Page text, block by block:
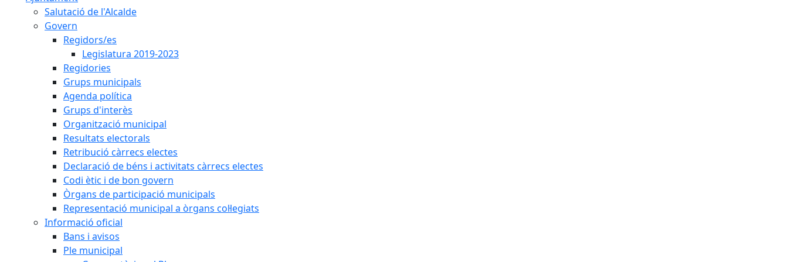
Salutació de l'Alcalde
Govern
Regidors/es
Legislatura 2019-2023
Regidories
Grups municipals
Agenda política
Grups d'interès
Organització municipal
Resultats electorals
Retribució càrrecs electes
Declaració de béns i activitats càrrecs electes
Codi ètic i de bon govern
Òrgans de participació municipals
Representació municipal a òrgans col·legiats
Informació oficial
Bans i avisos
Ple municipal